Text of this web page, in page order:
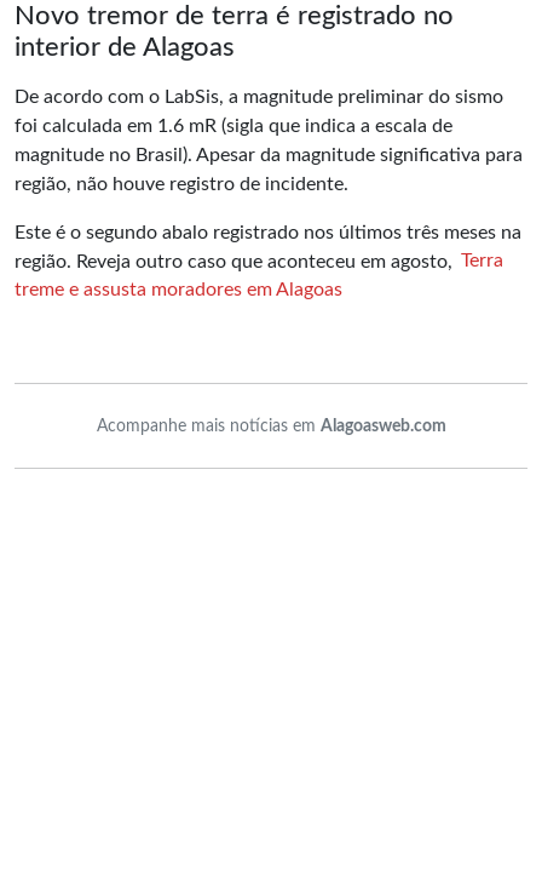
Novo tremor de terra é registrado no
interior de Alagoas
De acordo com o LabSis, a magnitude preliminar do sismo
foi calculada em 1.6 mR (sigla que indica a escala de
magnitude no Brasil). Apesar da magnitude significativa para
região, não houve registro de incidente.
Este é o segundo abalo registrado nos últimos três meses na
região. Reveja outro caso que aconteceu em agosto, Terra
treme e assusta moradores em Alagoas
Acompanhe mais notícias em Alagoasweb.com